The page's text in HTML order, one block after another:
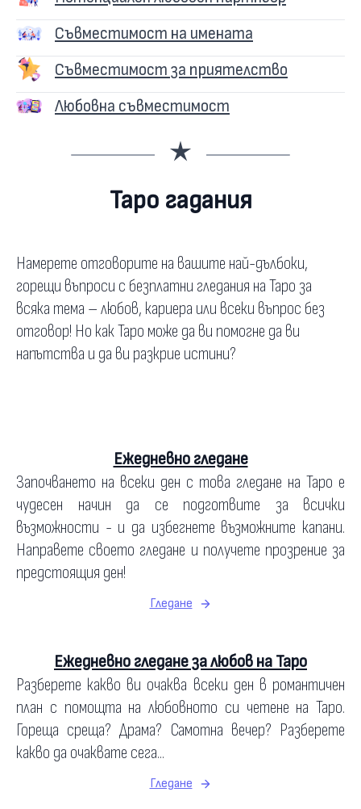
Съвместимост на имената
Съвместимост за приятелство
Любовна съвместимост
Таро гадания
Намерете отговорите на вашите най-дълбоки,
горещи въпроси с безплатни гледания на Таро за
всяка тема – любов, кариера или всеки въпрос без
отговор! Но как Таро може да ви помогне да ви
напътства и да ви разкрие истини?
Ежедневно гледане
Започването на всеки ден с това гледане на Таро е
чудесен начин да се подготвите за всички
възможности - и да избегнете възможните капани.
Направете своето гледане и получете прозрение за
предстоящия ден!
Гледане
Ежедневно гледане за любов на Таро
Разберете какво ви очаква всеки ден в романтичен
план с помощта на любовното си четене на Таро.
Гореща среща? Драма? Самотна вечер? Разберете
какво да очаквате сега...
Гледане